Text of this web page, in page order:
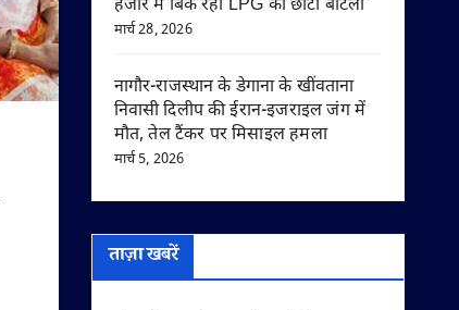
हजार में बिक रहा LPG का छोटा बाटला
मार्च 28, 2026
नागौर-राजस्थान के डेगाना के खींवताना
निवासी दिलीप की ईरान-इजराइल जंग में
मौत, तेल टैंकर पर मिसाइल हमला
मार्च 5, 2026
ताज़ा खबरें